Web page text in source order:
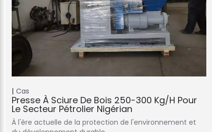
Cas
Presse À Sciure De Bois 250-300 Kg/h Pour
Le Secteur Pétrolier Nigérian
À l'ère actuelle de la protection de l'environnement et